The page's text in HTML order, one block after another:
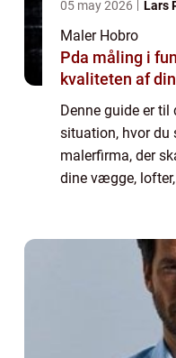
05 may 2026 Lars
Maler Hobro
Pda måling i
kvaliteten af
Denne guide er til
situation, hvor du
malerfirma, der
dine vægge,